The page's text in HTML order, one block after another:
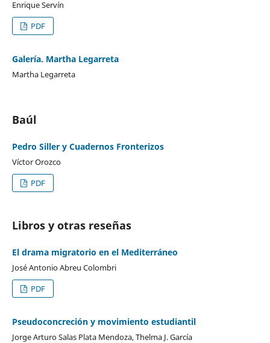
Enrique Servín
PDF
Galería. Martha Legarreta
Martha Legarreta
Baúl
Pedro Siller y Cuadernos Fronterizos
Víctor Orozco
PDF
Libros y otras reseñas
El drama migratorio en el Mediterráneo
José Antonio Abreu Colombri
PDF
Pseudoconcreción y movimiento estudiantil
Jorge Arturo Salas Plata Mendoza, Thelma J. García